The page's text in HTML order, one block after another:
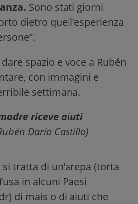
Sono stati giorni
dietro quell’esperienza
spazio e voce a Rubén
con immagini e
settimana.
riceve aiuti
Darío Castillo)
tratta di un’arepa (torta
in alcuni Paesi
di mais o di aiuti che